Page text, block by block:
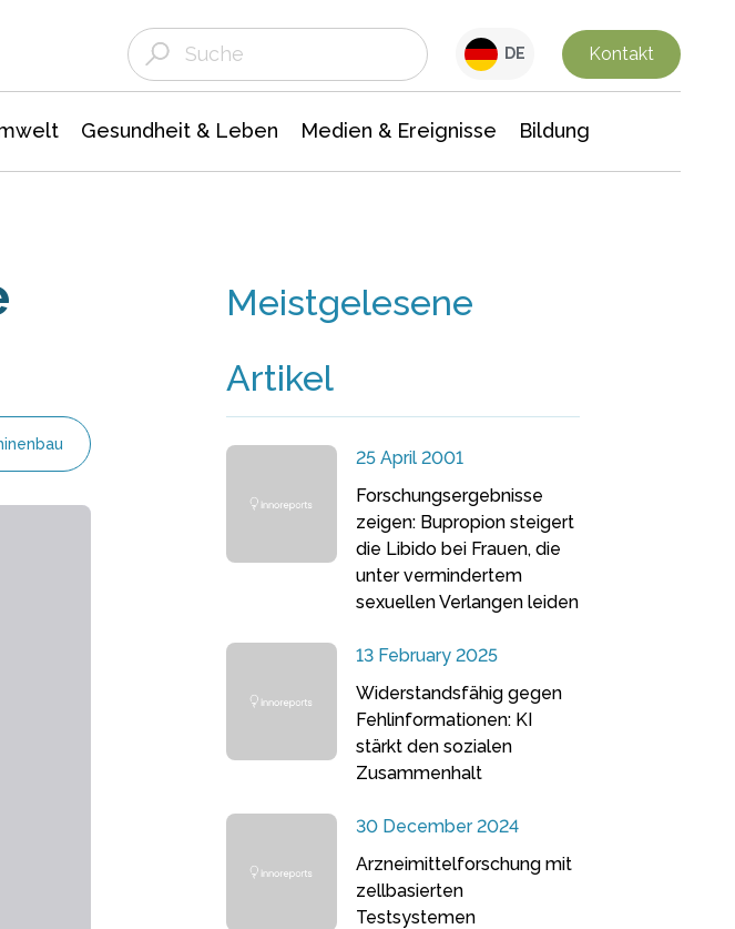
DE Kontakt
Gesundheit & Leben Medien & Ereignisse Bildung
Meistgelesene
Artikel
25 April 2001
Forschungsergebnisse
zeigen: Bupropion steigert
die Libido bei Frauen, die
unter vermindertem
sexuellen Verlangen leiden
13 February 2025
Widerstandsfähig gegen
Fehlinformationen: KI
stärkt den sozialen
Zusammenhalt
30 December 2024
Arzneimittelforschung mit
zellbasierten
Testsystemen